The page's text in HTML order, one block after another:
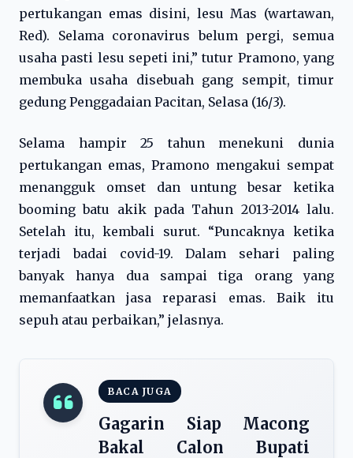
pertukangan emas disini, lesu Mas (wartawan,
Red). Selama coronavirus belum pergi, semua
usaha pasti lesu sepeti ini,” tutur Pramono, yang
membuka usaha disebuah gang sempit, timur
gedung Penggadaian Pacitan, Selasa (16/3).
Selama hampir 25 tahun menekuni dunia
pertukangan emas, Pramono mengakui sempat
menangguk omset dan untung besar ketika
booming batu akik pada Tahun 2013-2014 lalu.
Setelah itu, kembali surut. “Puncaknya ketika
terjadi badai covid-19. Dalam sehari paling
banyak hanya dua sampai tiga orang yang
memanfaatkan jasa reparasi emas. Baik itu
sepuh atau perbaikan,” jelasnya.
BACA JUGA
Gagarin Siap Macong
Bakal Calon Bupati